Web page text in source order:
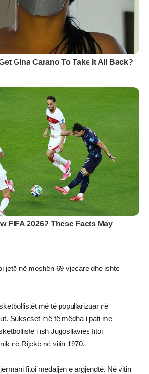
jetë në moshën 69 vjecare dhe ishte
më të popullarizuar në
Sukseset më të mëdha i pati me
i ish Jugosllaviës fitoi
në Rijekë në vitin 1970.
fitoi medaljen e argjendtë. Në vitin